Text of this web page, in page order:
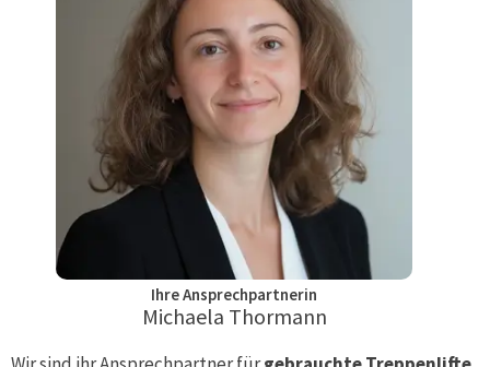
Ihre Ansprechpartnerin
Michaela Thormann